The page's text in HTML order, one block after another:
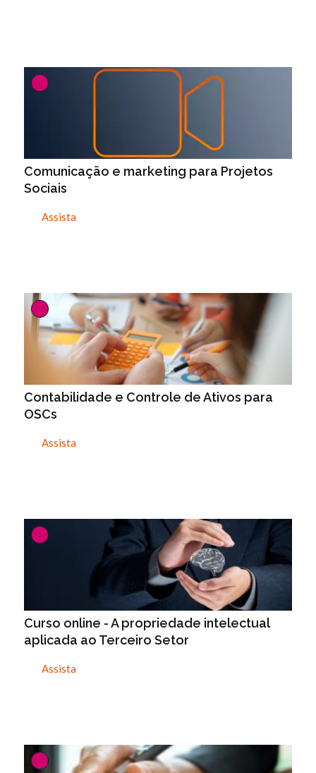
Comunicação e marketing para Projetos
Sociais
Assista
Contabilidade e Controle de Ativos para
OSCs
Assista
Curso online - A propriedade intelectual
aplicada ao Terceiro Setor
Assista